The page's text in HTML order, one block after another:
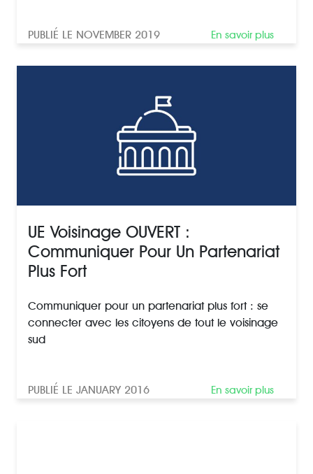
PUBLIÉ LE NOVEMBER 2019 En savoir plus
UE Voisinage OUVERT :
Communiquer Pour Un Partenariat
Plus Fort
Communiquer pour un partenariat plus fort : se
connecter avec les citoyens de tout le voisinage
sud
PUBLIÉ LE JANUARY 2016 En savoir plus